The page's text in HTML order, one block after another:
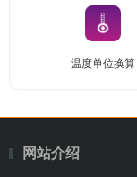
温度单位换算
网站介绍